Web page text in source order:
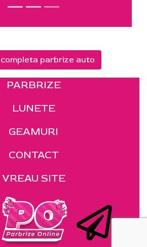
parbrize auto
PARBRIZE
LUNETE
GEAMURI
CONTACT
VREAU SITE